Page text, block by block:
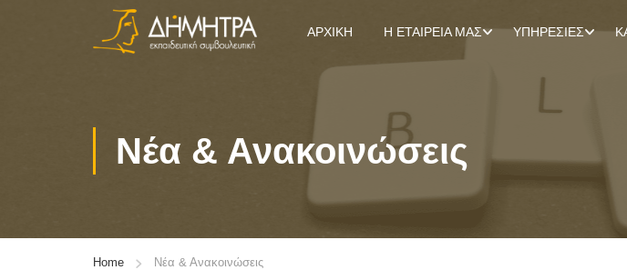
ΑΡΧΙΚΉ Η ΕΤΑΙΡΕΊΑ ΜΑΣ ΥΠΗΡΕΣΊΕΣ
Νέα & Ανακοινώσεις
Home Νέα & Ανακοινώσεις